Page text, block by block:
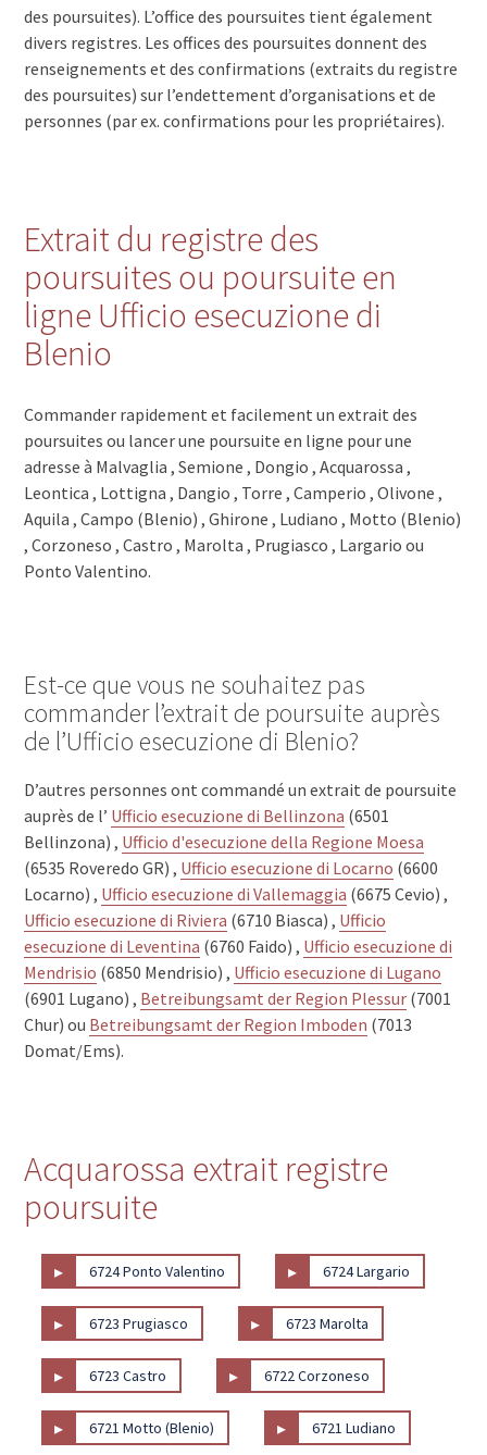
des poursuites). L’office des poursuites tient également
divers registres. Les offices des poursuites donnent des
renseignements et des confirmations (extraits du registre
des poursuites) sur l’endettement d’organisations et de
personnes (par ex. confirmations pour les propriétaires).
Extrait du registre des
poursuites ou poursuite en
ligne Ufficio esecuzione di
Blenio
Commander rapidement et facilement un extrait des
poursuites ou lancer une poursuite en ligne pour une
adresse à Malvaglia , Semione , Dongio , Acquarossa ,
Leontica , Lottigna , Dangio , Torre , Camperio , Olivone ,
Aquila , Campo (Blenio) , Ghirone , Ludiano , Motto (Blenio)
, Corzoneso , Castro , Marolta , Prugiasco , Largario ou
Ponto Valentino.
Est-ce que vous ne souhaitez pas
commander l’extrait de poursuite auprès
de l’Ufficio esecuzione di Blenio?
D’autres personnes ont commandé un extrait de poursuite
auprès de l’ Ufficio esecuzione di Bellinzona (6501
Bellinzona) , Ufficio d'esecuzione della Regione Moesa
(6535 Roveredo GR) , Ufficio esecuzione di Locarno (6600
Locarno) , Ufficio esecuzione di Vallemaggia (6675 Cevio) ,
Ufficio esecuzione di Riviera (6710 Biasca) , Ufficio
esecuzione di Leventina (6760 Faido) , Ufficio esecuzione di
Mendrisio (6850 Mendrisio) , Ufficio esecuzione di Lugano
(6901 Lugano) , Betreibungsamt der Region Plessur (7001
Chur) ou Betreibungsamt der Region Imboden (7013
Domat/Ems).
Acquarossa extrait registre
poursuite
▸ 6724 Ponto Valentino ▸ 6724 Largario
▸ 6723 Prugiasco ▸ 6723 Marolta
▸ 6723 Castro ▸ 6722 Corzoneso
▸ 6721 Motto (Blenio) ▸ 6721 Ludiano